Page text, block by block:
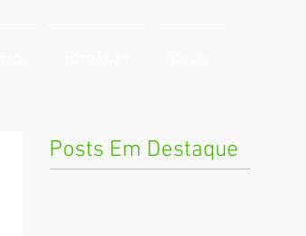
Posts Em Destaque